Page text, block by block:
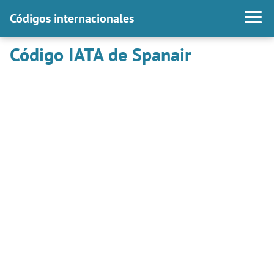
Códigos internacionales
Código IATA de Spanair